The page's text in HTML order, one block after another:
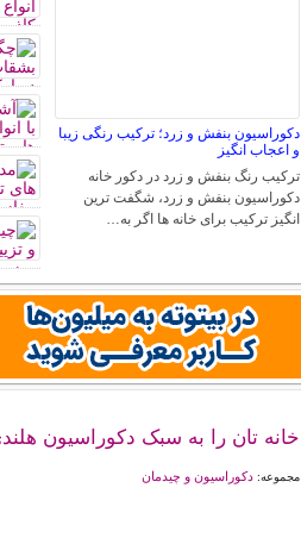
دکوراسیون بنفش و زرد؛ ترکیب رنگی زیبا
و اعجاب انگیز
ترکیب رنگ بنفش و زرد در دکور خانه
دکوراسیون بنفش و زرد، شگفت ترین
انگیز ترکیب برای خانه ها اگر به…
خانه تان را به سبک دکوراسیون
مجموعه:دکوراسیون و چیدمان